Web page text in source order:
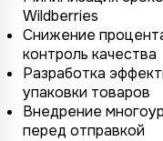
Wildberries
Снижение
контроль качества
Разработка
упаковки товаров
Внедрение
перед отправкой